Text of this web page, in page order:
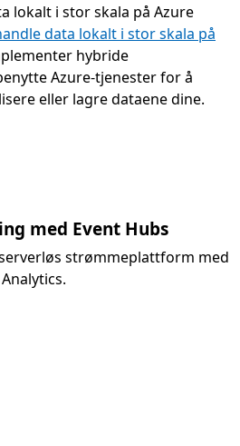
lokalt i stor skala på Azure
data lokalt i stor skala på
hybride
Azure-tjenester for å
eller lagre dataene dine.
med Event Hubs
strømmeplattform med